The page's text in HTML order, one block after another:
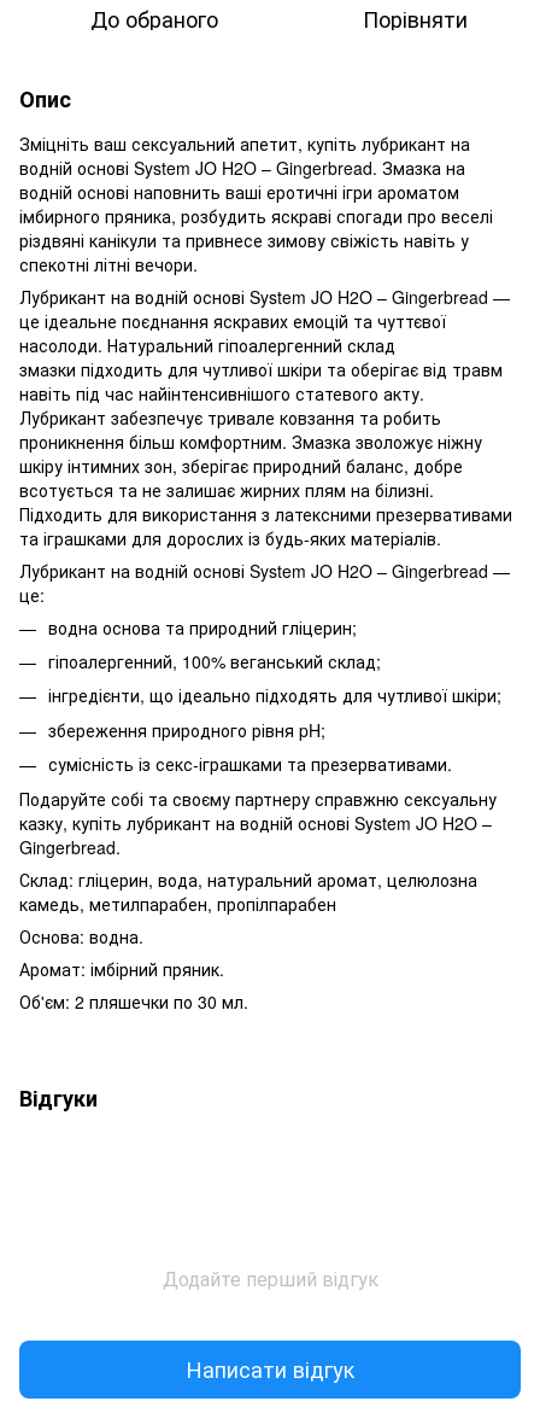
До обраного Порівняти
Опис
Зміцніть ваш сексуальний апетит, купіть лубрикант на
водній основі System JO H2O – Gingerbread. Змазка на
водній основі наповнить ваші еротичні ігри ароматом
імбирного пряника, розбудить яскраві спогади про веселі
різдвяні канікули та привнесе зимову свіжість навіть у
спекотні літні вечори.
Лубрикант на водній основі System JO H2O – Gingerbread —
це ідеальне поєднання яскравих емоцій та чуттєвої
насолоди. Натуральний гіпоалергенний склад
змазки підходить для чутливої ​​шкіри та оберігає від травм
навіть під час найінтенсивнішого статевого акту.
Лубрикант забезпечує тривале ковзання та робить
проникнення більш комфортним. Змазка зволожує ніжну
шкіру інтимних зон, зберігає природний баланс, добре
всотується та не залишає жирних плям на білизні.
Підходить для використання з латексними презервативами
та іграшками для дорослих із будь-яких матеріалів.
Лубрикант на водній основі System JO H2O – Gingerbread —
це:
водна основа та природний гліцерин;
гіпоалергенний, 100% веганський склад;
інгредієнти, що ідеально підходять для чутливої ​​шкіри;
збереження природного рівня pH;
сумісність із секс-іграшками та презервативами.
Подаруйте собі та своєму партнеру справжню сексуальну
казку, купіть лубрикант на водній основі System JO H2O –
Gingerbread.
Склад: гліцерин, вода, натуральний аромат, целюлозна
камедь, метилпарабен, пропілпарабен
Основа: водна.
Аромат: імбірний пряник.
Об'єм: 2 пляшечки по 30 мл.
Відгуки
Додайте перший відгук
Написати відгук